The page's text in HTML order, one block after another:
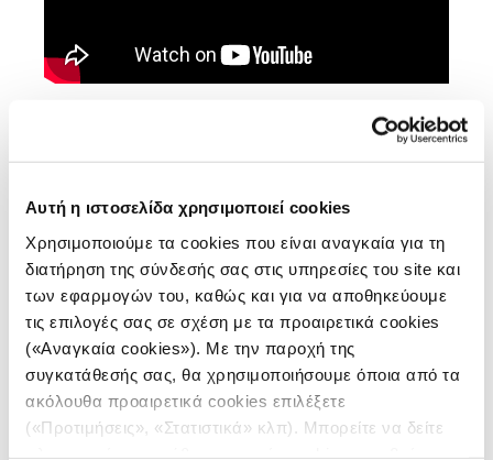
Αυτή η ιστοσελίδα χρησιμοποιεί cookies
Χρησιμοποιούμε τα cookies που είναι αναγκαία για τη
διατήρηση της σύνδεσής σας στις υπηρεσίες του site και
των εφαρμογών του, καθώς και για να αποθηκεύουμε
τις επιλογές σας σε σχέση με τα προαιρετικά cookies
(«Αναγκαία cookies»). Με την παροχή της
συγκατάθεσής σας, θα χρησιμοποιήσουμε όποια από τα
ακόλουθα προαιρετικά cookies επιλέξετε
(«Προτιμήσεις», «Στατιστικά» κλπ). Μπορείτε να δείτε
Μέσω εντοπισμού από δορυφόρο, επιτόπιας
παρακολουθήσεων τροφοδοτικών οχημάτων σε όλη
την Ινδονησία και την Ταϊλάνδη, η ομάδα κατάφερε
να ακολουθήσει την εφοδιαστική αλυσίδα από τα
σκάφη μέχρι τα εργοστάσια και τα μεγάλα σούπερ
μάρκετ στις Ηνωμένες Πολιτείες. Όπωςεξήγησεη
Μάρθα Μεντόζα κατά τη διάρκεια της παρουσίασής
της στο φετινό Διεθνές Φόρουμ Δημοσιογραφίας του
iMEdD, τα ευρήματά τους αποκάλυψαν συστηματικές
παραβιάσεις ανθρωπίνων δικαιωμάτων στην
παγκόσμια παραγωγή θαλασσινών και οδήγησαν σε
αλλαγές στη βιομηχανία και την πολιτική σε όλο τον